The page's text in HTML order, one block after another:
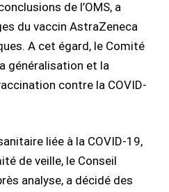
de l’OMS, a
du vaccin AstraZeneca
A cet égard, le Comité
généralisation et la
contre la COVID-
liée à la COVID-19,
de veille, le Conseil
analyse, a décidé des